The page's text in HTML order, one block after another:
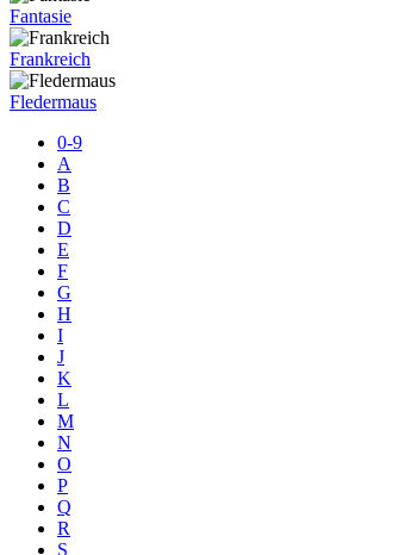
Fantasie
Frankreich
Fledermaus
0-9
A
B
C
D
E
F
G
H
I
J
K
L
M
N
O
P
Q
R
S